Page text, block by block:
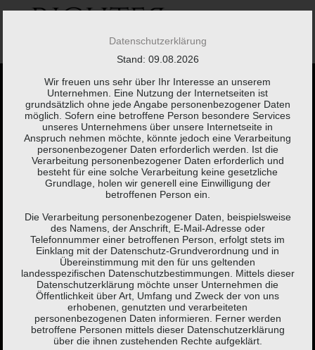
Springe
Inhalt
Kaum etwas braucht
so viel Erklärung wie
eine Steuererklärung.
Brigitte Fuchs,Schweizer Autorin, Lyrikerin, Sprachspielerin
(*1951)
KONTAKT LEISTUNGEN
Datenschutzerklärung
Stand: 09.08.2026
Wir freuen uns sehr über Ihr Interesse an unserem
Unternehmen. Eine Nutzung der Internetseiten ist
grundsätzlich ohne jede Angabe personenbezogener Daten
möglich. Sofern eine betroffene Person besondere Services
unseres Unternehmens über unsere Internetseite in
Anspruch nehmen möchte, könnte jedoch eine Verarbeitung
personenbezogener Daten erforderlich werden. Ist die
Verarbeitung personenbezogener Daten erforderlich und
besteht für eine solche Verarbeitung keine gesetzliche
Grundlage, holen wir generell eine Einwilligung der
betroffenen Person ein.
Die Verarbeitung personenbezogener Daten, beispielsweise
des Namens, der Anschrift, E-Mail-Adresse oder
Telefonnummer einer betroffenen Person, erfolgt stets im
Einklang mit der Datenschutz-Grundverordnung und in
Übereinstimmung mit den für uns geltenden
landesspezifischen Datenschutzbestimmungen. Mittels dieser
Datenschutzerklärung möchte unser Unternehmen die
Öffentlichkeit über Art, Umfang und Zweck der von uns
erhobenen, genutzten und verarbeiteten
personenbezogenen Daten informieren. Ferner werden
betroffene Personen mittels dieser Datenschutzerklärung
über die ihnen zustehenden Rechte aufgeklärt.